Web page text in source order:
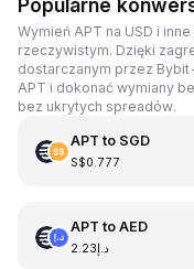
Wymień APT na USD i
rzeczywistym. Dzięki
dostarczanym przez
APT i dokonać wymiany
bez ukrytych spreadów.
APT to SGD
S$0.777
APT to AED
د.إ2.23